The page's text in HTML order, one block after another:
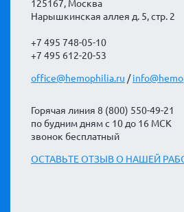
125167, Москва
Нарышкинская аллея д. 5, стр. 2
+7 495 748-05-10
+7 495 612-20-53
office@hemophilia.ru /
Горячая линия 8 (800) 550-49-21
по будним дням с 10 до 16 МСК
звонок бесплатный
ОСТАВЬТЕ ОТЗЫВ О НАШЕЙ